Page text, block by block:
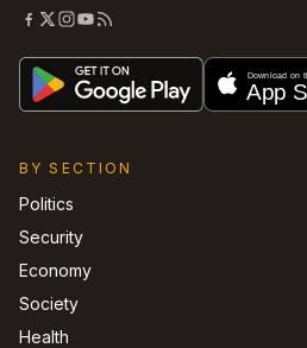
BY SECTION
Politics
Security
Economy
Society
Health